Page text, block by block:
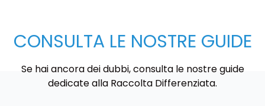
CONSULTA LE NOSTRE GUIDE
Se hai ancora dei dubbi, consulta le nostre guide
dedicate alla Raccolta Differenziata.